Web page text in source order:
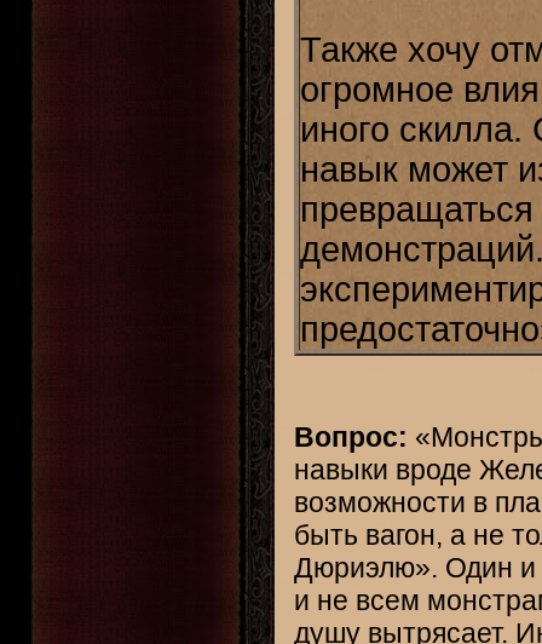
Также хочу
огромное
иного
навык может
Вопрос:
навыки вроде
возможности в
быть вагон, а не
Дюриэлю». Один и
и не всем
душу вытрясает.